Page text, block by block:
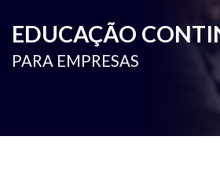
EDUCAÇÃO
PARA EMPRESAS